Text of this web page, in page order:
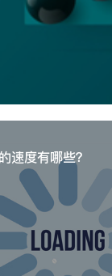
速度有哪些？